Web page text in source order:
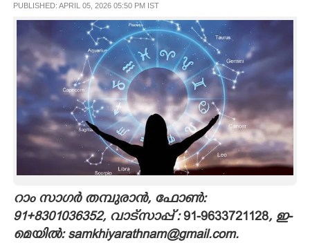
LIFESTYLE
SPIRITUAL
CARTOONS
PUBLISHED: APRIL 05, 2026 05:50 PM IST
റാം സാഗർ തമ്പുരാൻ, ഫോൺ:
91+8301036352, വാട്സാപ്പ് :91-9633721128, ഇ-
മെയിൽ: samkhiyarathnam@gmail.com.